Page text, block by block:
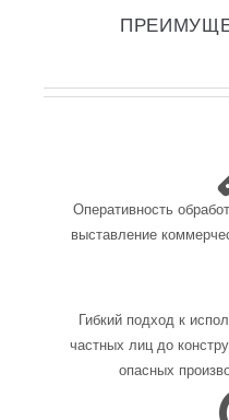
Оперативность
выставление
Гибкий подход к
частных лиц до
опасных